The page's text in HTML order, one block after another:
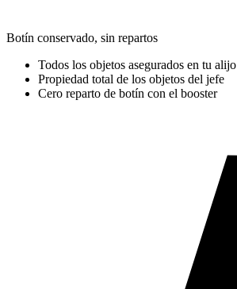
Botín conservado, sin repartos
Todos los objetos asegurados en tu alijo
Propiedad total de los objetos del jefe
Cero reparto de botín con el booster